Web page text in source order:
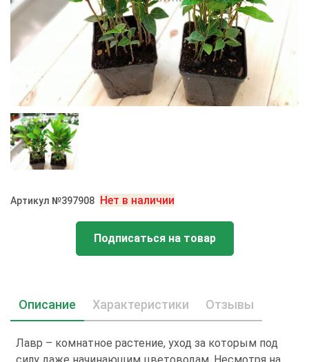
Артикул №397908 Нет в наличии
Подписаться на товар
Описание Характеристики Отзывы
Лавр – комнатное растение, уход за которым под